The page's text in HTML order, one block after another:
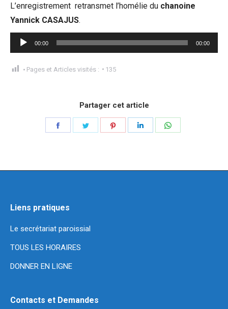
L’enregistrement retransmet l’homélie du chanoine
Yannick CASAJUS.
Lecteur
audio
00:00 00:00
Pages et Articles visités : 135
Partager cet article
Liens pratiques
Le secrétariat paroissial
TOUS LES HORAIRES
DONNER EN LIGNE
Contacts et Demandes